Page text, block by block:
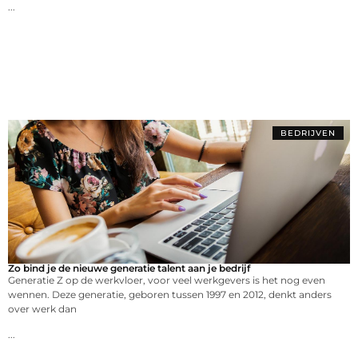
...
BEDRIJVEN
Zo bind je de nieuwe generatie talent aan je bedrijf
Generatie Z op de werkvloer, voor veel werkgevers is het nog even
wennen. Deze generatie, geboren tussen 1997 en 2012, denkt anders
over werk dan
...